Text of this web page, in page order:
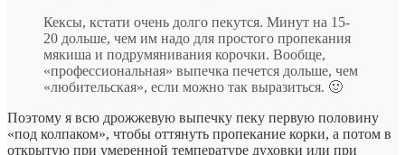
Кексы, кстати очень долго пекутся. Минут на 15-
20 дольше, чем им надо для простого пропекания
мякиша и подрумянивания корочки. Вообще,
«профессиональная» выпечка печется дольше, чем
«любительская», если можно так выразиться. 🙂
Поэтому я всю дрожжевую выпечку пеку первую половину
«под колпаком», чтобы оттянуть пропекание корки, а потом в
открытую при умеренной температуре духовки или при